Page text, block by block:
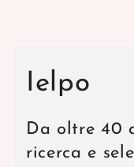
Ielpo
Da oltre 40
ricerca e